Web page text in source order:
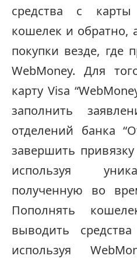
средства с
кошелек и обратно,
покупки везде, где
WebMoney. Для
карту Visa
заполнить
отделений банка
завершить
используя
полученную во
Пополнять
выводить
используя